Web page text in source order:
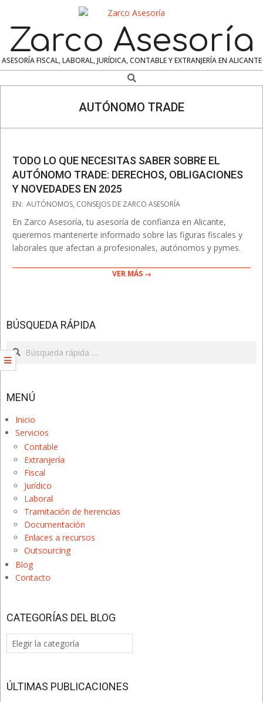
content
Zarco Asesoría
ASESORÍA FISCAL, LABORAL, JURÍDICA, CONTABLE Y EXTRANJERÍA EN ALICANTE
Search
AUTÓNOMO TRADE
TODO LO QUE NECESITAS SABER SOBRE EL
AUTÓNOMO TRADE: DERECHOS, OBLIGACIONES
Y NOVEDADES EN 2025
2025-
16
EN: AUTÓNOMOS, CONSEJOS DE ZARCO ASESORÍA
En Zarco Asesoría, tu asesoría de confianza en Alicante,
queremos mantenerte informado sobre las figuras fiscales y
laborales que afectan a profesionales, autónomos y pymes.
VER MÁS →
BÚSQUEDA RÁPIDA
Search
MENÚ
Inicio
Servicios
Contable
Extranjería
Fiscal
Jurídico
Laboral
Tramitación de herencias
Documentación
Enlaces a recursos
Outsourcing
Blog
Contacto
CATEGORÍAS DEL BLOG
Categorías
del
ÚLTIMAS PUBLICACIONES